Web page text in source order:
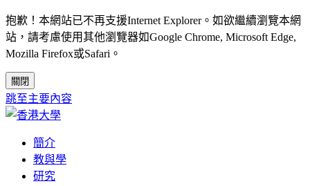
抱歉！本網站已不再支援Internet Explorer。如欲繼續瀏覽本網
站，請考慮使用其他瀏覽器如Google Chrome, Microsoft Edge,
Mozilla Firefox或Safari。
關閉
跳至主要內容
簡介
教與學
研究